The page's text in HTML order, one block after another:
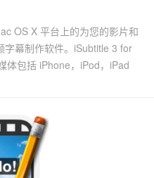
OS X 平台上的为您的影片和
字幕制作软件。iSubtitle 3 for
体包括 iPhone，iPod，iPad